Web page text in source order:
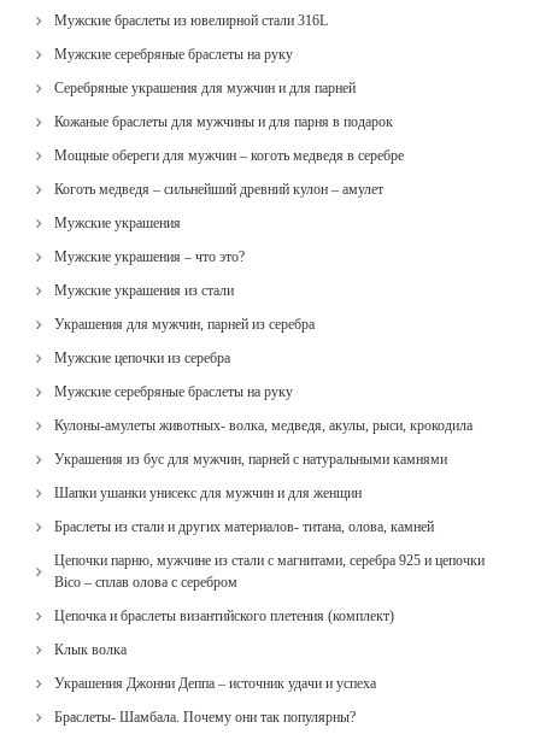
Мужские браслеты из ювелирной стали 316L
Мужские серебряные браслеты на руку
Серебряные украшения для мужчин и для парней
Кожаные браслеты для мужчины и для парня в подарок
Мощные обереги для мужчин – коготь медведя в серебре
Коготь медведя – сильнейший древний кулон – амулет
Мужские украшения
Мужские украшения – что это?
Мужские украшения из стали
Украшения для мужчин, парней из серебра
Мужские цепочки из серебра
Мужские серебряные браслеты на руку
Кулоны-амулеты животных- волка, медведя, акулы, рыси, крокодила
Украшения из бус для мужчин, парней с натуральными камнями
Шапки ушанки унисекс для мужчин и для женщин
Браслеты из стали и других материалов- титана, олова, камней
Цепочки парню, мужчине из стали с магнитами, серебра 925 и цепочки
Bico – сплав олова с серебром
Цепочка и браслеты византийского плетения (комплект)
Клык волка
Украшения Джонни Деппа – источник удачи и успеха
Браслеты- Шамбала. Почему они так популярны?